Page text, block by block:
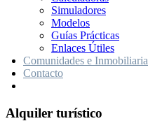
Simuladores
Modelos
Guías Prácticas
Enlaces Útiles
Comunidades e Inmobiliaria
Contacto
Alquiler turístico